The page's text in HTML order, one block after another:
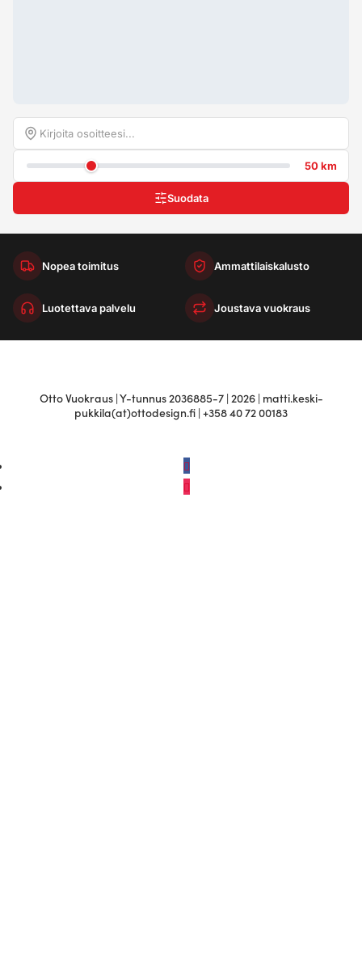
50 km
Suodata
Nopea toimitus Ammattilaiskalusto
Luotettava palvelu Joustava vuokraus
Otto Vuokraus | Y-tunnus 2036885-7 | 2026 | matti.keski-
pukkila(at)ottodesign.fi | +358 40 72 00183